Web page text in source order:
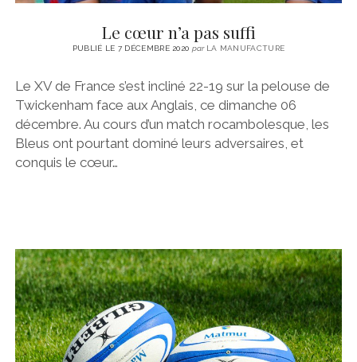
Le cœur n’a pas suffi
PUBLIÉ LE 7 DÉCEMBRE 2020 parLA MANUFACTURE
Le XV de France s’est incliné 22-19 sur la pelouse de
Twickenham face aux Anglais, ce dimanche 06
décembre. Au cours d’un match rocambolesque, les
Bleus ont pourtant dominé leurs adversaires, et
conquis le cœur…